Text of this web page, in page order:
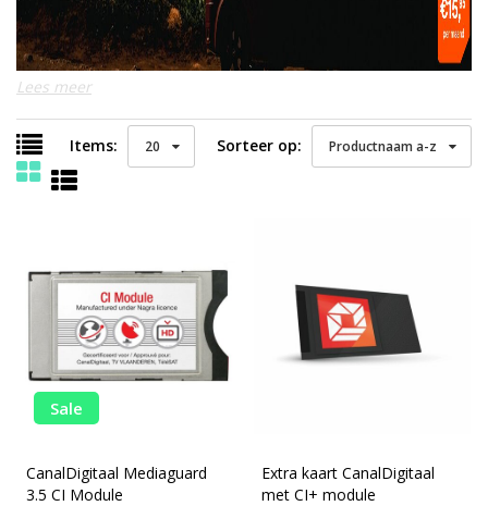
Lees meer
Sorteer op: Productnaam a-z
Items: 20
Sale
CanalDigitaal Mediaguard
3.5 CI Module
Extra kaart CanalDigitaal
met CI+ module